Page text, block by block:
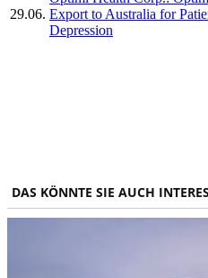
29.06. Export to Australia for
Depression